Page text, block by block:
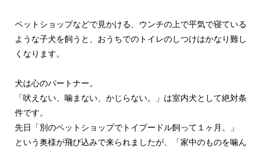
ペットショップなどで見かける、ウンチの上で平気で寝ている
ような子犬を飼うと、おうちでのトイレのしつけはかなり難し
くなります。
犬は心のパートナー。
「吠えない、噛まない、かじらない。」は室内犬として絶対条
件です。
先日「別のペットショップでトイプードル飼って１ヶ月。」
という奥様が飛び込みで来られましたが、「家中のものを噛ん